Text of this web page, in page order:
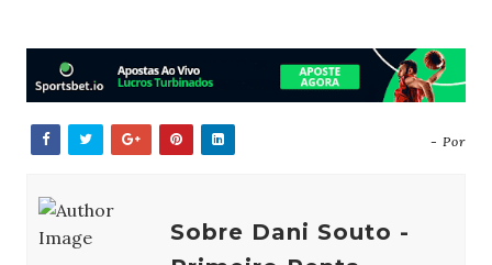
- Por
Sobre Dani Souto -